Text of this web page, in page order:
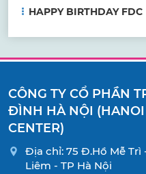
HAPPY BIRTHDAY FDC
CÔNG TY CỔ PHẦN
ĐÌNH HÀ NỘI (HANOI
CENTER)
Địa chỉ: 75 Đ.Hồ Mễ Trì
Liêm - TP Hà Nội